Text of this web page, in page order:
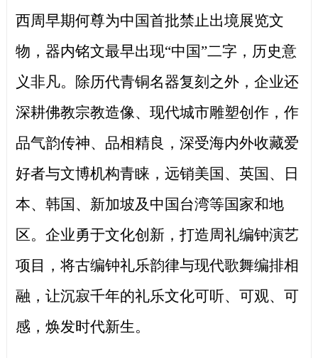
西周早期何尊为中国首批禁止出境展览文
物，器内铭文最早出现“中国”二字，历史意
义非凡。除历代青铜名器复刻之外，企业还
深耕佛教宗教造像、现代城市雕塑创作，作
品气韵传神、品相精良，深受海内外收藏爱
好者与文博机构青睐，远销美国、英国、日
本、韩国、新加坡及中国台湾等国家和地
区。企业勇于文化创新，打造周礼编钟演艺
项目，将古编钟礼乐韵律与现代歌舞编排相
融，让沉寂千年的礼乐文化可听、可观、可
感，焕发时代新生。